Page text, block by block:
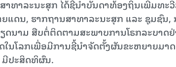
າທາລະນະສຸກ ໄດ້ຊີ້ນຳບັນດາທ້ອງຖິ່ນເພີ່ມທ
ແດນ, ຮາກຖານສາທາລະນະສຸກ ແລະ ຊຸມຊົ
ດນາມ ສືບຕໍ່ຕິດຕາມສະພາບການໂຣກລະບາດ
ໃນໂລກເພື່ອມີການຊີ້ນຳຈັດຕັ້ງຜັນຂະຫຍາຍມ
ມີປະສິດທິຜົນ.